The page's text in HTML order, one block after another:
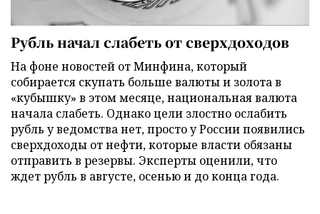
Рубль начал слабеть от сверхдоходов
На фоне новостей от Минфина, который
собирается скупать больше валюты и золота в
«кубышку» в этом месяце, национальная валюта
начала слабеть. Однако цели злостно ослабить
рубль у ведомства нет, просто у России появились
сверхдоходы от нефти, которые власти обязаны
отправить в резервы. Эксперты оценили, что
ждет рубль в августе, осенью и до конца года.